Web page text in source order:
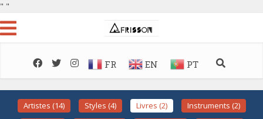
" "
FR EN PT
Artistes (14) Styles (4) Livres (2)
Instruments (2)